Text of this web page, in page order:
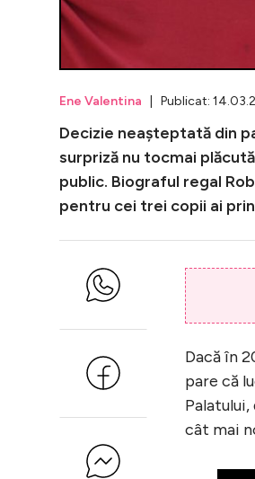
Ene Valentina | Publicat:
Decizie neașteptată din
surpriză nu tocmai
public. Biograful regal
pentru cei trei copii ai
Dacă în
pare că
cât mai